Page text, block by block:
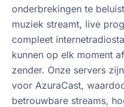
onderbrekingen te
muziek streamt, live
compleet
kunnen op elk moment
zender. Onze servers
voor AzuraCast,
betrouwbare streams,